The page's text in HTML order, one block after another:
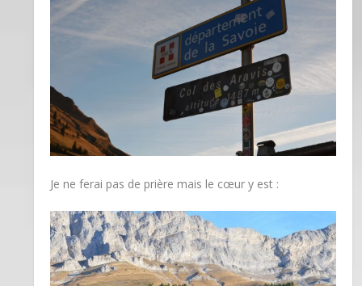
Je ne ferai pas de prière mais le cœur y est :